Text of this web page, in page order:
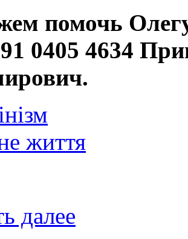
помочь
0405 4634
життя
далее